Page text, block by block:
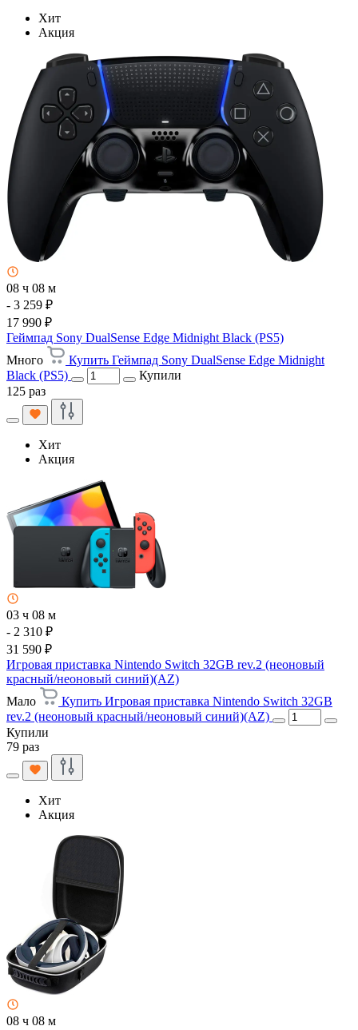
Хит
Акция
08 ч 08 м
- 3 259 ₽
17 990 ₽
Геймпад Sony DualSense Edge Midnight Black (PS5)
Много
Купить Геймпад Sony DualSense Edge Midnight
Black (PS5)
Купили
125 раз
Хит
Акция
03 ч 08 м
- 2 310 ₽
31 590 ₽
Игровая приставка Nintendo Switch 32GB rev.2 (неоновый
красный/неоновый синий)(AZ)
Мало
Купить Игровая приставка Nintendo Switch 32GB
rev.2 (неоновый красный/неоновый синий)(AZ)
Купили
79 раз
Хит
Акция
08 ч 08 м